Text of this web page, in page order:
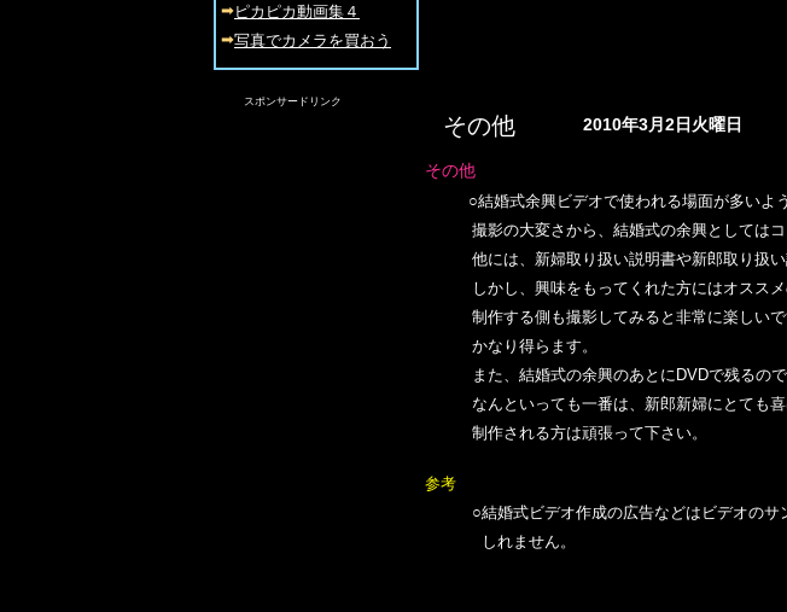
➡ピカピカ動画集４
➡写真でカメラを買おう
その他
○結婚式余興ビデオで使われる場面が多いよ
撮影の大変さから、結婚式の余興としてはコ
他には、新婦取り扱い説明書や新郎取り扱い
しかし、興味をもってくれた方にはオススメ
制作する側も撮影してみると非常に楽しいで
かなり得らます。
また、結婚式の余興のあとに DVDで残るの
なんといっても一番は、新郎新婦にとても喜
制作される方は頑張って下さい。
参考
○結婚式ビデオ作成の広告などはビデオの
しれません。
2010年3月2日火曜日
その他
スポンサードリンク